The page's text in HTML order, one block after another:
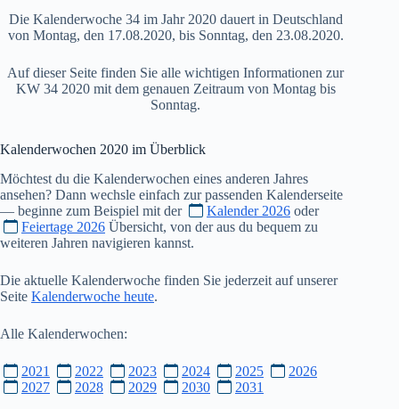
Die Kalenderwoche 34 im Jahr 2020 dauert in Deutschland
von Montag, den 17.08.2020, bis Sonntag, den 23.08.2020.
Auf dieser Seite finden Sie alle wichtigen Informationen zur
KW 34 2020 mit dem genauen Zeitraum von Montag bis
Sonntag.
Kalenderwochen 2020 im Überblick
Möchtest du die Kalenderwochen eines anderen Jahres
ansehen? Dann wechsle einfach zur passenden Kalenderseite
— beginne zum Beispiel mit der
Kalender 2026 oder
Feiertage 2026 Übersicht, von der aus du bequem zu
weiteren Jahren navigieren kannst.
Die aktuelle Kalenderwoche finden Sie jederzeit auf unserer
Seite Kalenderwoche heute.
Alle Kalenderwochen:
2021 2022 2023 2024 2025
2026
2027
2028 2029 2030 2031